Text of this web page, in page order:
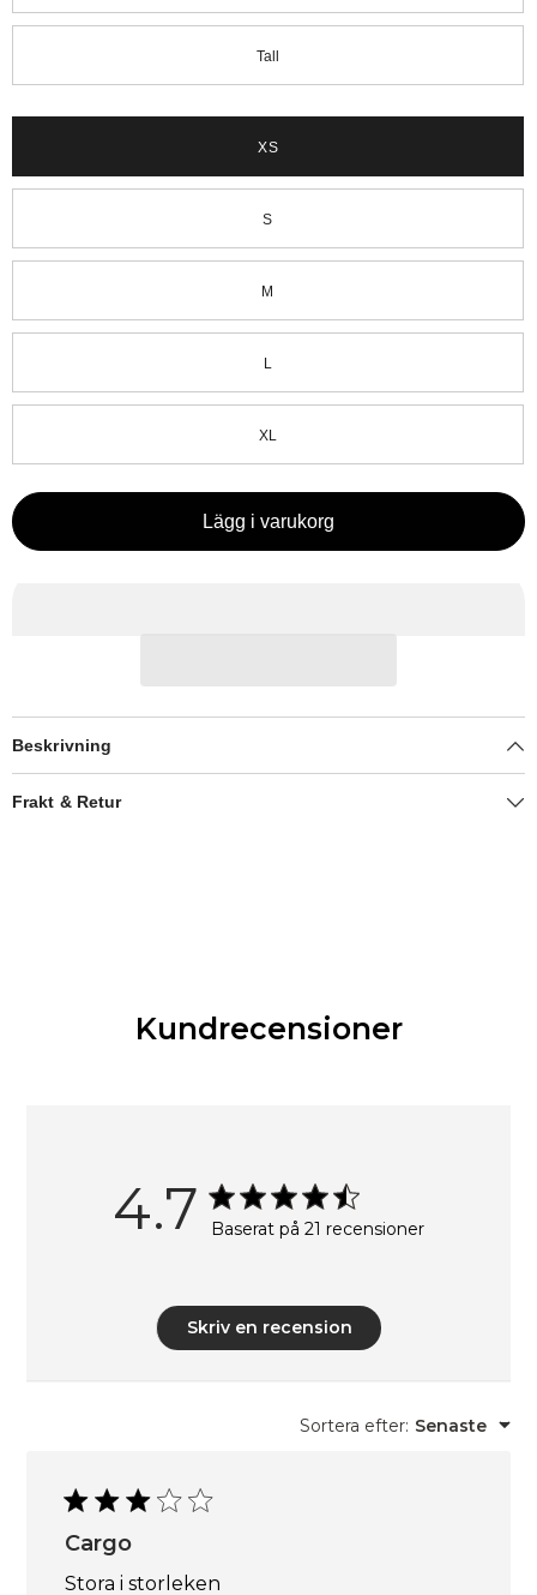
Tall
XS
S
M
L
XL
Lägg i varukorg
Beskrivning
Frakt & Retur
Kundrecensioner
4.7 Baserat på 21 recensioner
Skriv en recension
Sortera efter: Senaste
Cargo
Stora i storleken